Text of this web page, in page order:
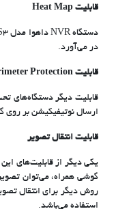
قابلیت Heat Map
در می‌آورد.
قابلیت Perimeter Protection
قابلیت دیگر دستگاه‌های
ارسال نوتیفیکیشن بر روی
قابلیت انتقال تصویر
استفاده می‌باشد.